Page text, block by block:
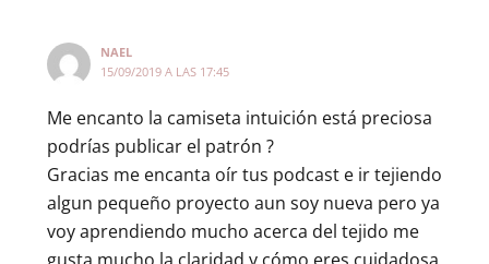
NAEL
15/09/2019 A LAS 17:45
Me encanto la camiseta intuición está preciosa
podrías publicar el patrón ?
Gracias me encanta oír tus podcast e ir tejiendo
algun pequeño proyecto aun soy nueva pero ya
voy aprendiendo mucho acerca del tejido me